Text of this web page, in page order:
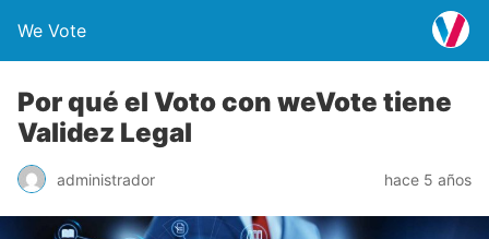
We Vote
Por qué el Voto con weVote tiene
Validez Legal
administrador hace 5 años